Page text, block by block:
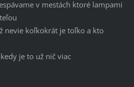
v mestách ktoré lampami
nevie koľkokrát je toľko a kto
je to už nič viac